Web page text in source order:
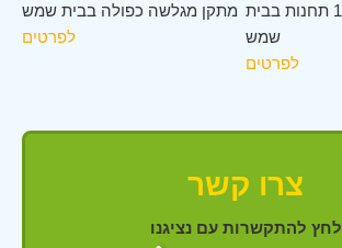
מתקן מגלשה כפולה בבית שמש
לפרטים
מתקן טירת 13 תחנות בבית
שמש
לפרטים
צרו קשר
לחץ להתקשרות עם נציגנו